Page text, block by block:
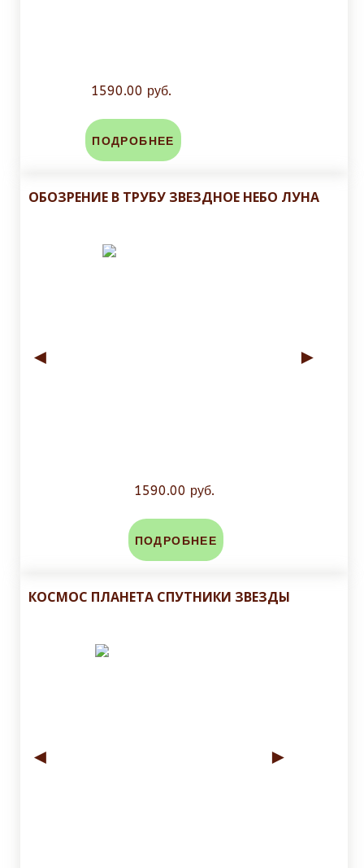
1590.00 руб.
ПОДРОБНЕЕ
ОБОЗРЕНИЕ В ТРУБУ ЗВЕЗДНОЕ НЕБО ЛУНА
◄ ►
1590.00 руб.
ПОДРОБНЕЕ
КОСМОС ПЛАНЕТА СПУТНИКИ ЗВЕЗДЫ
◄ ►